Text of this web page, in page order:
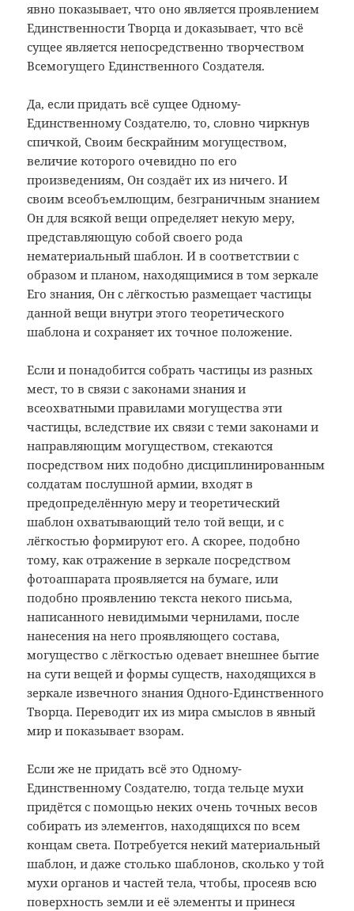
явно показывает, что оно является проявлением
Единственности Творца и доказывает, что всё
сущее является непосредственно творчеством
Всемогущего Единственного Создателя.
Да, если придать всё сущее Одному-
Единственному Создателю, то, словно чиркнув
спичкой, Своим бескрайним могуществом,
величие которого очевидно по его
произведениям, Он создаёт их из ничего. И
своим всеобъемлющим, безграничным знанием
Он для всякой вещи определяет некую меру,
представляющую собой своего рода
нематериальный шаблон. И в соответствии с
образом и планом, находящимися в том зеркале
Его знания, Он с лёгкостью размещает частицы
данной вещи внутри этого теоретического
шаблона и сохраняет их точное положение.
Если и понадобится собрать частицы из разных
мест, то в связи с законами знания и
всеохватными правилами могущества эти
частицы, вследствие их связи с теми законами и
направляющим могуществом, стекаются
посредством них подобно дисциплинированным
солдатам послушной армии, входят в
предопределённую меру и теоретический
шаблон охватывающий тело той вещи, и с
лёгкостью формируют его. А скорее, подобно
тому, как отражение в зеркале посредством
фотоаппарата проявляется на бумаге, или
подобно проявлению текста некого письма,
написанного невидимыми чернилами, после
нанесения на него проявляющего состава,
могущество с лёгкостью одевает внешнее бытие
на сути вещей и формы существ, находящихся в
зеркале извечного знания Одного-Единственного
Творца. Переводит их из мира смыслов в явный
мир и показывает взорам.
Если же не придать всё это Одному-
Единственному Создателю, тогда тельце мухи
придётся с помощью неких очень точных весов
собирать из элементов, находящихся по всем
концам света. Потребуется некий материальный
шаблон, и даже столько шаблонов, сколько у той
мухи органов и частей тела, чтобы, просеяв всю
поверхность земли и её элементы и принеся